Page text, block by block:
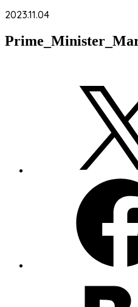
2023.11.04